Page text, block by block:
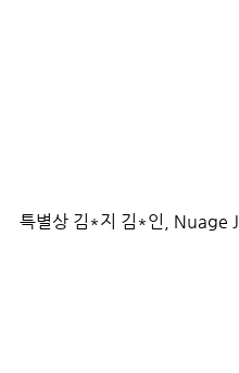
특별상 김*지 김*인, Nuage J